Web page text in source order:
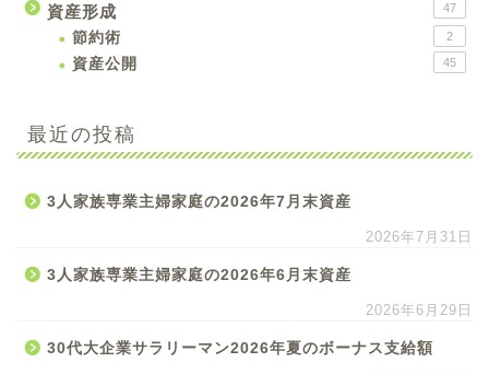
資産形成 47
節約術 2
資産公開 45
最近の投稿
3人家族専業主婦家庭の2026年7月末資産
2026年7月31日
3人家族専業主婦家庭の2026年6月末資産
2026年6月29日
30代大企業サラリーマン2026年夏のボーナス支給額